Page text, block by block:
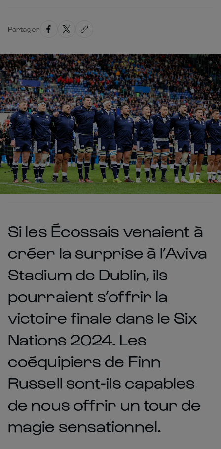
Partager
Si les Écossais venaient à
créer la surprise à l’Aviva
Stadium de Dublin, ils
pourraient s’offrir la
victoire finale dans le Six
Nations 2024. Les
coéquipiers de Finn
Russell sont-ils capables
de nous offrir un tour de
magie sensationnel.